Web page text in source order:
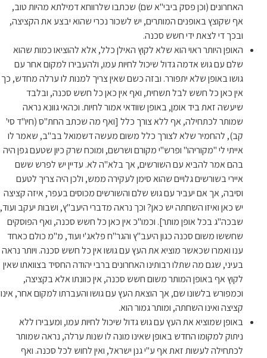
האחרונים (וכן פסק ביבי"א שם) שכתבו שלרווחא דמילתא מהיות טוב,
אף שקוצץ באופנים המותרים, יש לשכור נכרי שהוא יבצע את הקציצה,
ובכך די לצאת ידי חשש סכנה.
האופן היותר ראוי הוא שלא לקוץ האילן כלל, אלא להוציאו כמות שהוא
שלם עם גוש אדמה גדול שיכול לחיות עמו, ולהעבירו למקום אחר עם
גושו באופן שלא יתפורר. ובזה כשם שאין צריך למנות לו ערלה מחדש, כך
אין כאן כל חשש לבל תשחית, ואף אין כאן כל חשש סכנה, ובלבד
שיעשה זאת ביד אומן, באופן שוודאי אמור לחיות. וכהאי גוונא נראה
שמותר לכתחילה, אף ללא צורך כלל [ואף מה שכתב החת"ס (חיו"ד סי'
קב), להחמיר שלא לצורך כלל משום מעשה דשמואל בב"ב, שאמר לו
אייתי לי "מקוריהו" ופרש"י מקורם ושרשם, ומוכח שרק כיון שטעם גפן היה
בהם אמר להביא עם השורשים, אך בלא"ה לא. עדיין יש לפרש ששם
איירי בשורשים גלויים שהוא סימן לעקירה ממש, ולכן היה צריך לטעם
וסיבה, אך אם יעביר עם גוש שלם והשורשים מכוסים בעפר, איזה קציצה
יש כאן ואיזו השחתה יש כאן? וכך נראה מדברי היעב"ץ, ושבות יעקב ועוד,
שבכה"ג בכל אופן מותר]. וכמו"כ אין כאן כל חשש סכנה, ואף הפוסקים
שחששו משום סכנה כגון היעב"ץ והגר"ח פלאג'י ועוד, מ"מ כולם כאחד
ענו ואמרו שכאשר מוציא את העץ עם גושו אין כל חשש סכנה. ויותר נראה
בעיני, שגם מה שתלו רבותינו האחרונים ברבי יהודה החסיד בצוואתו שאין
לקוץ אף באופן המותר משום חשש סכנה, אין כוונתו אלא בקציצה,
וכמפורש בלשונו שם, אך הוצאת העץ עם גושו והעברתו למקום אחר, אינו
קציצה ואינו השחתה, ומותר גמור הוא.
באופן שמוציא את העץ עם גוש גדול שיכול לחיות עמו, ומעבירו ללא
ניתוק למקומו החדש באופן שאינו מונה לו שנות ערלה, נראה שמותר
לכתחילה לעשות זאת אף ע"י גנן ישראל, ואין לחוש לכל סכנה. ואף